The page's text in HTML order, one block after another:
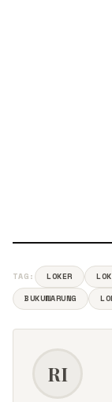
TAG: LOKER
BUKUWARUNG
RI